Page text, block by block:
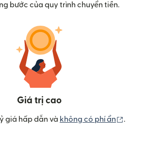
bước của quy trình chuyển tiền.
Giá trị cao
giá hấp dẫn và không có phí ẩn .